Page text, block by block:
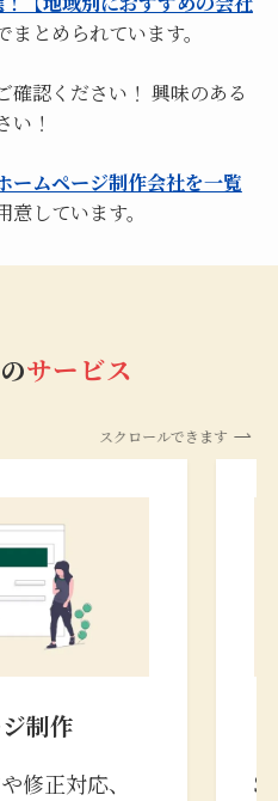
まとめられています。
確認ください！ 興味のある
い！
ームページ制作会社を一覧
意しています。
サービス
スクロールできます
制作
修正対応、